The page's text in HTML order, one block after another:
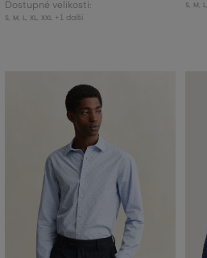
Dostupné velikosti:
S, M L XL XXL +1 další
S, M L